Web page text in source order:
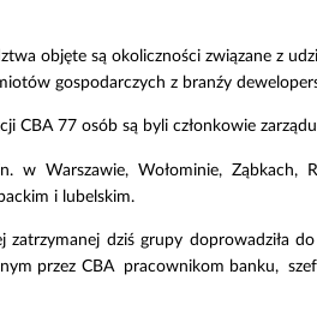
objęte są okoliczności związane z
gospodarczych z branźy
CBA 77 osób są byli członkowie
w Warszawie, Wołominie, Ząbkach,
i lubelskim.
zatrzymanej dziś grupy doprowadziła
przez CBA pracownikom banku,